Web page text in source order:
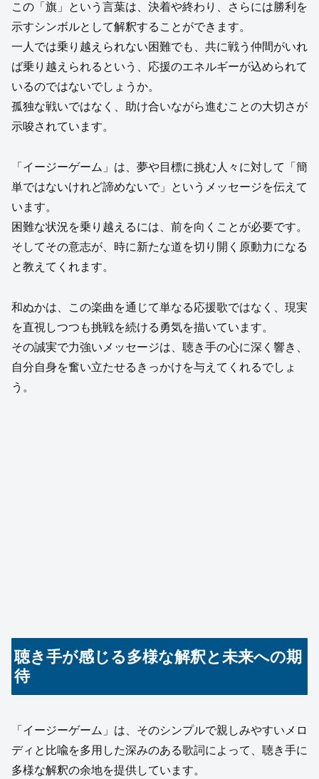
この「旗」という言葉は、決着や終わり、さらには勝利を
示すシンボルとして解釈することができます。
一人では乗り越えられない困難でも、共に戦う仲間がいれ
ば乗り越えられるという、応援のエネルギーが込められて
いるのではないでしょうか。
孤独な戦いではなく、助け合いながら進むことの大切さが
示唆されています。
「イージーゲーム」は、夢や目標に挑む人々に対して「簡
単ではないけれど諦めないで」というメッセージを伝えて
います。
困難な状況を乗り越えるには、前を向くことが必要です。
そしてその意志が、時に新たな道を切り開く原動力になる
と教えてくれます。
和ぬかは、この楽曲を通じて単なる応援歌ではなく、現実
を直視しつつも挑戦を続ける勇気を描いています。
その誠実で力強いメッセージは、聴き手の心に深く響き、
自分自身を奮い立たせるきっかけを与えてくれるでしょ
う。
聴き手が感じる多様な解釈と未来への期
待
「イージーゲーム」は、そのシンプルで親しみやすいメロ
ディと比喩を多用した深みのある歌詞によって、聴き手に
多様な解釈の余地を提供しています。